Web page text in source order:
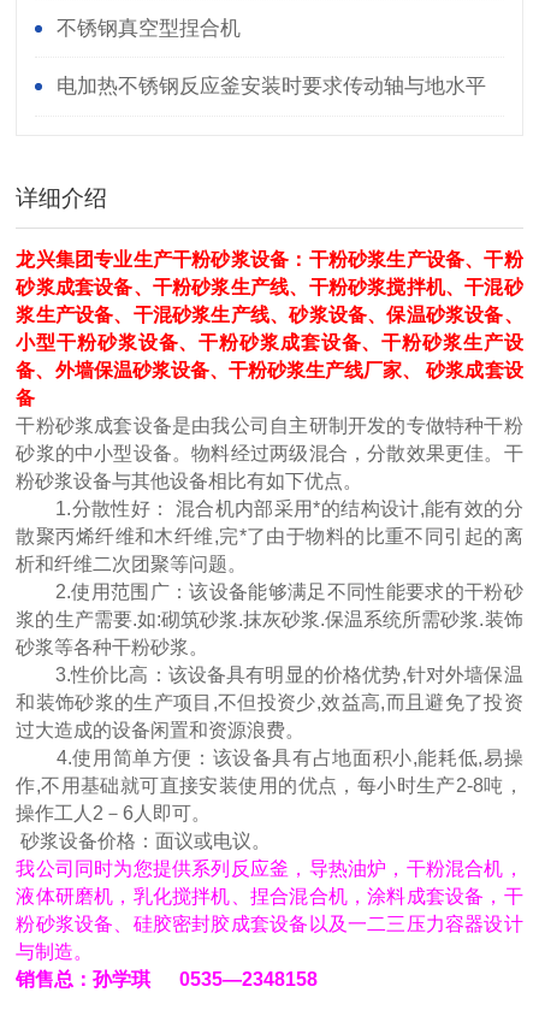
置 不锈钢真空型捏合机
电加热不锈钢反应釜安装时要求传动轴与地水平
详细介绍
龙兴集团专业生产干粉砂浆设备：干粉砂浆生产设备、干粉
砂浆成套设备、干粉砂浆生产线、干粉砂浆搅拌机、干混砂
浆生产设备、干混砂浆生产线、砂浆设备、保温砂浆设备、
小型干粉砂浆设备、干粉砂浆成套设备、干粉砂浆生产设
备、外墙保温砂浆设备、干粉砂浆生产线厂家、 砂浆成套设
备
干粉砂浆成套设备是由我公司自主研制开发的专做特种干粉
砂浆的中小型设备。物料经过两级混合，分散效果更佳。干
粉砂浆设备与其他设备相比有如下优点。
1.分散性好： 混合机内部采用*的结构设计,能有效的分
散聚丙烯纤维和木纤维,完*了由于物料的比重不同引起的离
析和纤维二次团聚等问题。
2.使用范围广：该设备能够满足不同性能要求的干粉砂
浆的生产需要.如:砌筑砂浆.抹灰砂浆.保温系统所需砂浆.装饰
砂浆等各种干粉砂浆。
3.性价比高：该设备具有明显的价格优势,针对外墙保温
和装饰砂浆的生产项目,不但投资少,效益高,而且避免了投资
过大造成的设备闲置和资源浪费。
4.使用简单方便：该设备具有占地面积小,能耗低,易操
作,不用基础就可直接安装使用的优点，每小时生产2-8吨，
操作工人2－6人即可。
砂浆设备价格：面议或电议。
我公司同时为您提供系列反应釜，导热油炉，干粉混合机，
液体研磨机，乳化搅拌机、捏合混合机，涂料成套设备，干
粉砂浆设备、硅胶密封胶成套设备以及一二三压力容器设计
与制造。
销售总：孙学琪 0535—2348158